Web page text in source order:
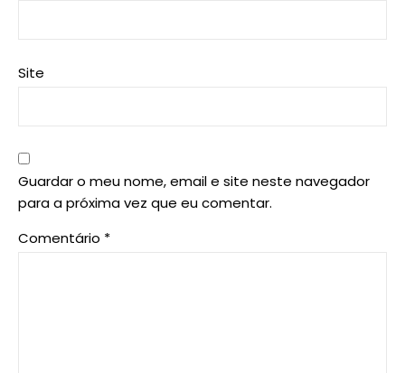
Site
Guardar o meu nome, email e site neste navegador
para a próxima vez que eu comentar.
Comentário *